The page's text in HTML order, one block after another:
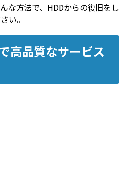
な方法で、HDDからの復旧をし
い。
高品質なサービス